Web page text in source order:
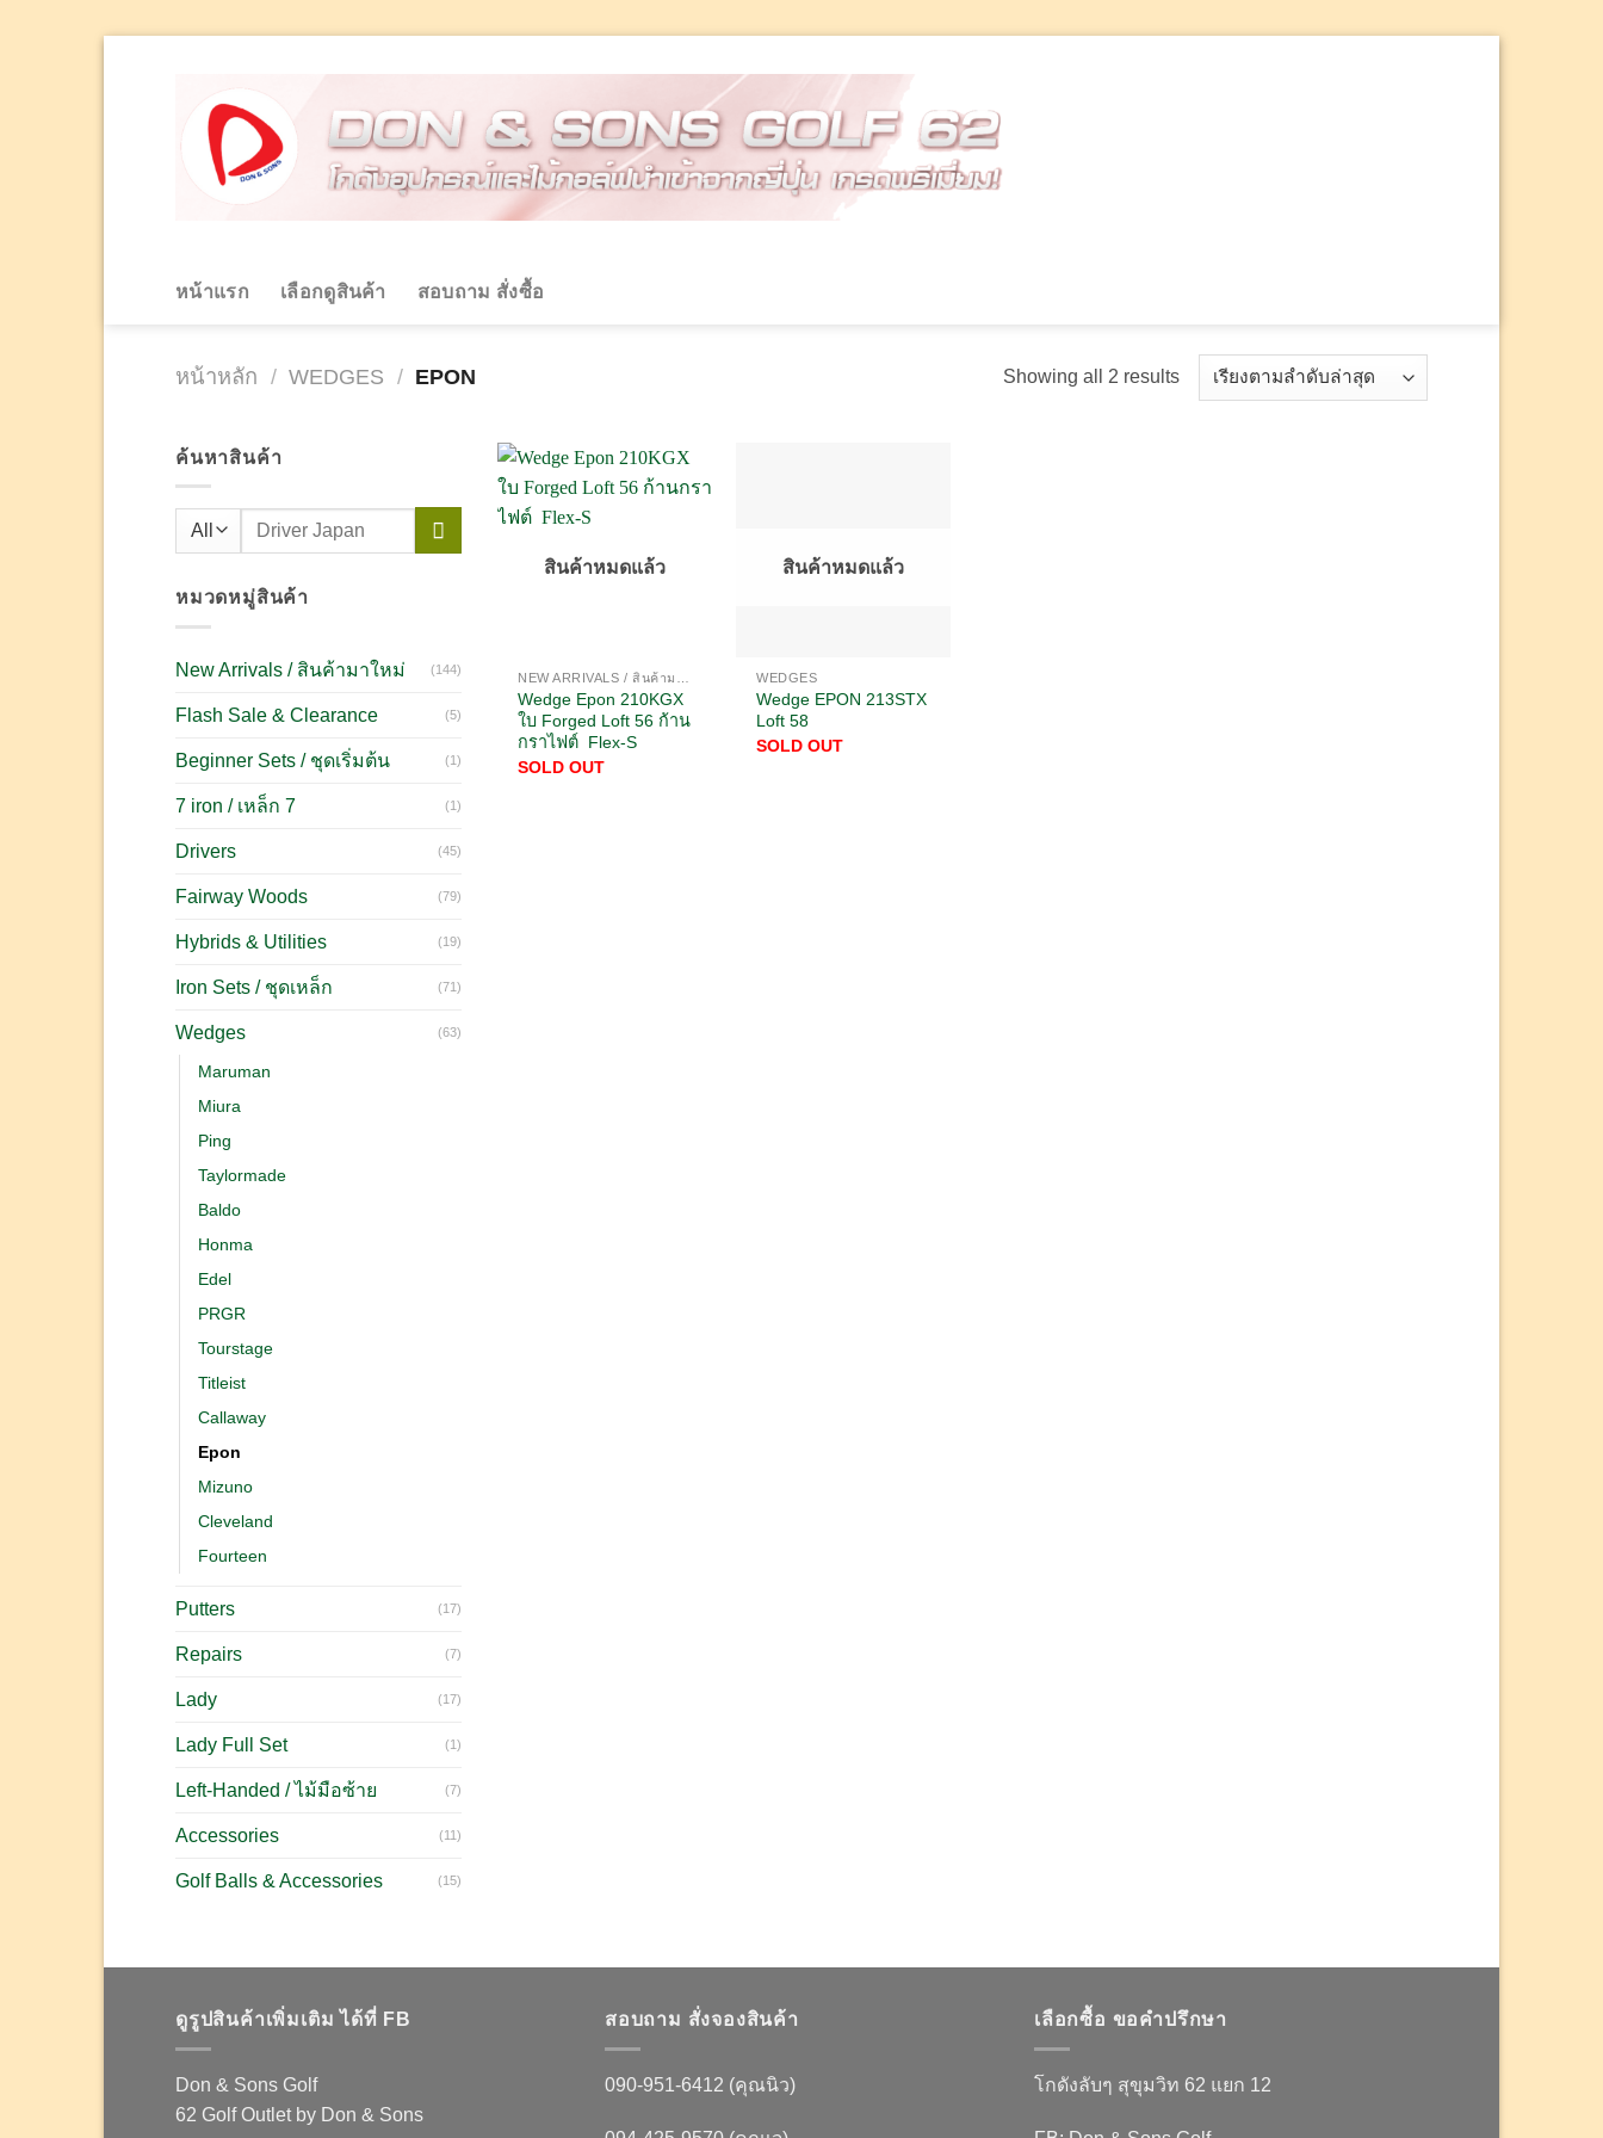
หน้าแรก เลือกดูสินค้า สอบถาม สั่งซื้อ
หน้าหลัก / WEDGES / EPON Showing all 2 results
ค้นหาสินค้า
ค้นหา:
หมวดหมู่สินค้า
New Arrivals / สินค้ามาใหม่ (144)
Flash Sale & Clearance (5)
Beginner Sets / ชุดเริ่มต้น (1)
7 iron / เหล็ก 7 (1)
Drivers (45)
Fairway Woods (79)
Hybrids & Utilities (19)
Iron Sets / ชุดเหล็ก (71)
Wedges (63)
Maruman
Miura
Ping
Taylormade
Baldo
Honma
Edel
PRGR
Tourstage
Titleist
Callaway
Epon
Mizuno
Cleveland
Fourteen
Putters (17)
Repairs (7)
Lady (17)
Lady Full Set (1)
Left-Handed / ไม้มือซ้าย (7)
Accessories (11)
Golf Balls & Accessories (15)
สินค้าหมดแล้ว
NEW ARRIVALS / สินค้ามาใหม่
Wedge Epon 210KGX
ใบ Forged Loft 56 ก้าน
กราไฟต์ Flex-S
SOLD OUT
สินค้าหมดแล้ว
WEDGES
Wedge EPON 213STX
Loft 58
SOLD OUT
ดูรูปสินค้าเพิ่มเติม ได้ที่ FB
Don & Sons Golf
62 Golf Outlet by Don & Sons
สอบถาม สั่งจองสินค้า
090-951-6412 (คุณนิว)
เลือกซื้อ ขอคำปรึกษา
โกดังลับๆ สุขุมวิท 62 แยก 12